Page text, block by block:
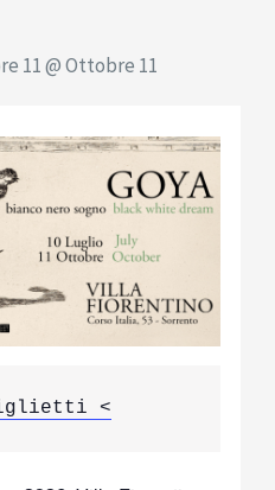
11 @ Ottobre 11
<